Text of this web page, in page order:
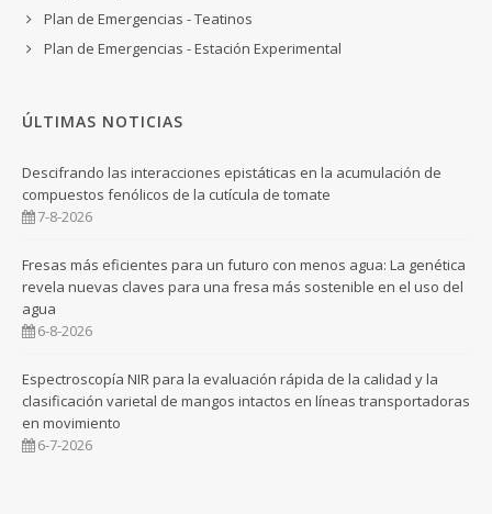
Plan de Emergencias - Teatinos
Plan de Emergencias - Estación Experimental
ÚLTIMAS NOTICIAS
Descifrando las interacciones epistáticas en la acumulación de
compuestos fenólicos de la cutícula de tomate
7-8-2026
Fresas más eficientes para un futuro con menos agua: La genética
revela nuevas claves para una fresa más sostenible en el uso del
agua
6-8-2026
Espectroscopía NIR para la evaluación rápida de la calidad y la
clasificación varietal de mangos intactos en líneas transportadoras
en movimiento
6-7-2026